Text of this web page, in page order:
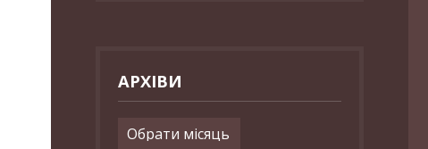
АРХІВИ
Архіви